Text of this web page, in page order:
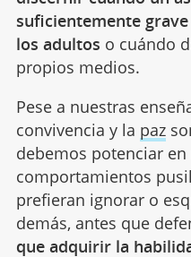
suficientemente
los adultos o cuándo
propios medios.
Pese a nuestras
convivencia y la paz
debemos potenciar
comportamientos
prefieran ignorar o
demás, antes que
que adquirir la